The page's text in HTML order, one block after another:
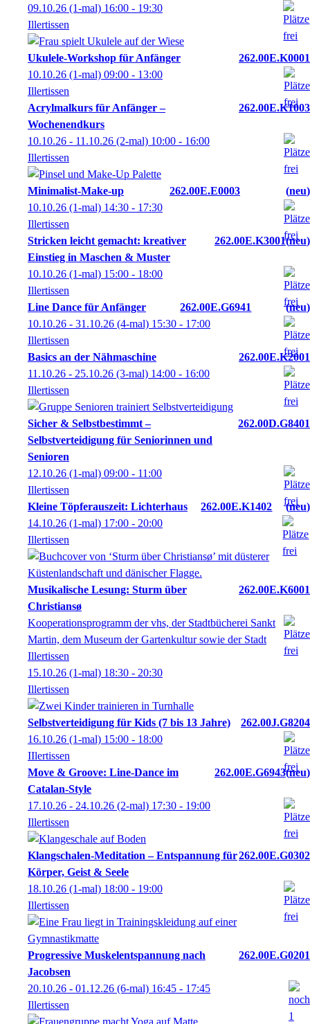
09.10.26 (1-mal) 16:00 - 19:30
Illertissen
Ukulele-Workshop für Anfänger
262.00E.K0001
10.10.26 (1-mal) 09:00 - 13:00
Illertissen
Acrylmalkurs für Anfänger –
Wochenendkurs
262.00E.K1003
10.10.26 - 11.10.26 (2-mal) 10:00 - 16:00
Illertissen
Minimalist-Make-up 262.00E.E0003
neu
10.10.26 (1-mal) 14:30 - 17:30
Illertissen
Stricken leicht gemacht: kreativer
Einstieg in Maschen & Muster
262.00E.K3001 neu
10.10.26 (1-mal) 15:00 - 18:00
Illertissen
Line Dance für Anfänger
262.00E.G6941
neu
10.10.26 - 31.10.26 (4-mal) 15:30 - 17:00
Illertissen
Basics an der Nähmaschine
262.00E.K2001
11.10.26 - 25.10.26 (3-mal) 14:00 - 16:00
Illertissen
Sicher & Selbstbestimmt –
Selbstverteidigung für Seniorinnen und
Senioren
262.00D.G8401
12.10.26 (1-mal) 09:00 - 11:00
Illertissen
Kleine Töpferauszeit: Lichterhaus
262.00E.K1402
neu
14.10.26 (1-mal) 17:00 - 20:00
Illertissen
Musikalische Lesung: Sturm über
Christiansø
262.00E.K6001
Kooperationsprogramm der vhs, der Stadtbücherei Sankt
Martin, dem Museum der Gartenkultur sowie der Stadt
Illertissen
15.10.26 (1-mal) 18:30 - 20:30
Illertissen
Selbstverteidigung für Kids (7 bis 13 Jahre)
262.00J.G8204
16.10.26 (1-mal) 15:00 - 18:00
IIlertissen
Move & Groove: Line-Dance im
Catalan-Style
262.00E.G6943 neu
17.10.26 - 24.10.26 (2-mal) 17:30 - 19:00
Illertissen
Klangschalen-Meditation – Entspannung für
Körper, Geist & Seele
262.00E.G0302
18.10.26 (1-mal) 18:00 - 19:00
Illertissen
Progressive Muskelentspannung nach
Jacobsen
262.00E.G0201
20.10.26 - 01.12.26 (6-mal) 16:45 - 17:45
Illertissen